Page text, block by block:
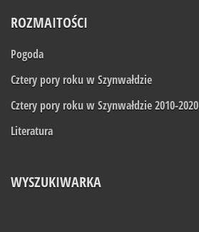
ROZMAITOŚCI
Pogoda
Cztery pory roku w Szynwałdzie
Cztery pory roku w Szynwałdzie 2010-2020
Literatura
WYSZUKIWARKA